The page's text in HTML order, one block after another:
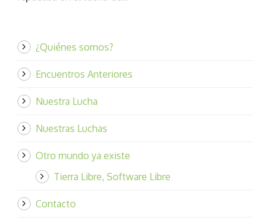
¿Quiénes somos?
Encuentros Anteriores
Nuestra Lucha
Nuestras Luchas
Otro mundo ya existe
Tierra Libre, Software Libre
Contacto